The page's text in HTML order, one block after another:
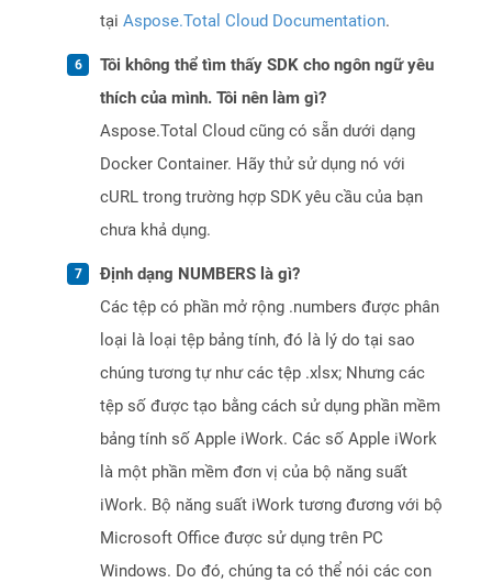
tại Aspose.Total Cloud Documentation.
Tôi không thể tìm thấy SDK cho ngôn ngữ yêu
thích của mình. Tôi nên làm gì?
Aspose.Total Cloud cũng có sẵn dưới dạng
Docker Container. Hãy thử sử dụng nó với
cURL trong trường hợp SDK yêu cầu của bạn
chưa khả dụng.
Định dạng NUMBERS là gì?
Các tệp có phần mở rộng .numbers được phân
loại là loại tệp bảng tính, đó là lý do tại sao
chúng tương tự như các tệp .xlsx; Nhưng các
tệp số được tạo bằng cách sử dụng phần mềm
bảng tính số Apple iWork. Các số Apple iWork
là một phần mềm đơn vị của bộ năng suất
iWork. Bộ năng suất iWork tương đương với bộ
Microsoft Office được sử dụng trên PC
Windows. Do đó, chúng ta có thể nói các con